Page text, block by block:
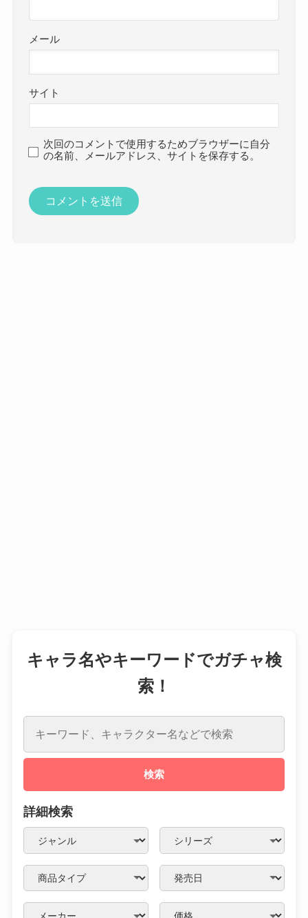
メール
サイト
次回のコメントで使用するためブラウザーに自分
の名前、メールアドレス、サイトを保存する。
キャラ名やキーワードでガチャ検
索！
検索
詳細検索